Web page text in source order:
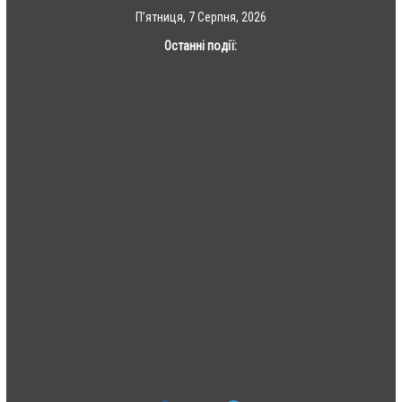
П’ятниця, 7 Серпня, 2026
Останні події: